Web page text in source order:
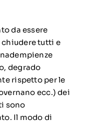
da essere
tutti e
degrado
rispetto per le
ecc.) dei
sono
Il modo di